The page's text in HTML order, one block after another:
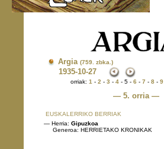
Argia (759. zbka.)
1935-10-27
orriak: 1 - 2 - 3 - 4 - 5 - 6 - 7 - 8 - 9
— 5. orria —
EUSKALERRIKO BERRIAK
— Herria: Gipuzkoa
Generoa: HERRIETAKO KRONIKAK